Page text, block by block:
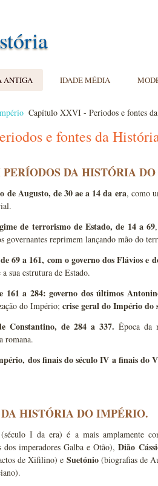
ANTIGA IDADE MÉDIA
Capítulo XXVI - Periodos e fontes
e fontes da
DA HISTÓRIA
de Augusto, de 30 ae a 14 da era, como
de terrorismo de Estado, de 14 a 69
governantes reprimem lançando mão do
de 69 a 161, com o governo dos Flávios e
sua estrutura de Estado.
161 a 284: governo dos últimos
do Império; crise geral do Império do
Constantino, de 284 a 337. Época da
romana.
dos finais do século IV a finais do V
HISTÓRIA DO IMPÉRIO.
I da era) é a mais amplamente
dos imperadores Galba e Otão),Dião
de Xifilino) e Suetónio(biografias de